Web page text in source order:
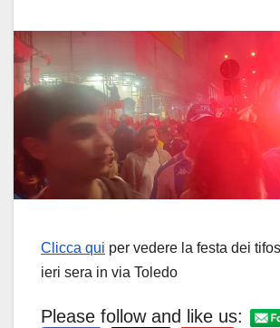
Clicca qui per vedere la festa dei
ieri sera in via Toledo
Please follow and like us: